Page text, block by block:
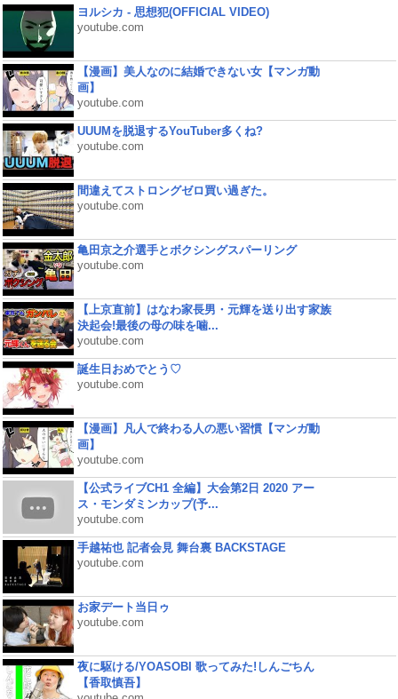
ヨルシカ - 思想犯(OFFICIAL VIDEO)
youtube.com
【漫画】美人なのに結婚できない女【マンガ動
画】
youtube.com
UUUMを脱退するYouTuber多くね?
youtube.com
間違えてストロングゼロ買い過ぎた。
youtube.com
亀田京之介選手とボクシングスパーリング
youtube.com
【上京直前】はなわ家長男・元輝を送り出す家族
決起会!最後の母の味を噛...
youtube.com
誕生日おめでとう♡
youtube.com
【漫画】凡人で終わる人の悪い習慣【マンガ動
画】
youtube.com
【公式ライブCH1 全編】大会第2日 2020 アー
ス・モンダミンカップ(予...
youtube.com
手越祐也 記者会見 舞台裏 BACKSTAGE
youtube.com
お家デート当日ゥ
youtube.com
夜に駆ける/YOASOBI 歌ってみた!しんごちん
【香取慎吾】